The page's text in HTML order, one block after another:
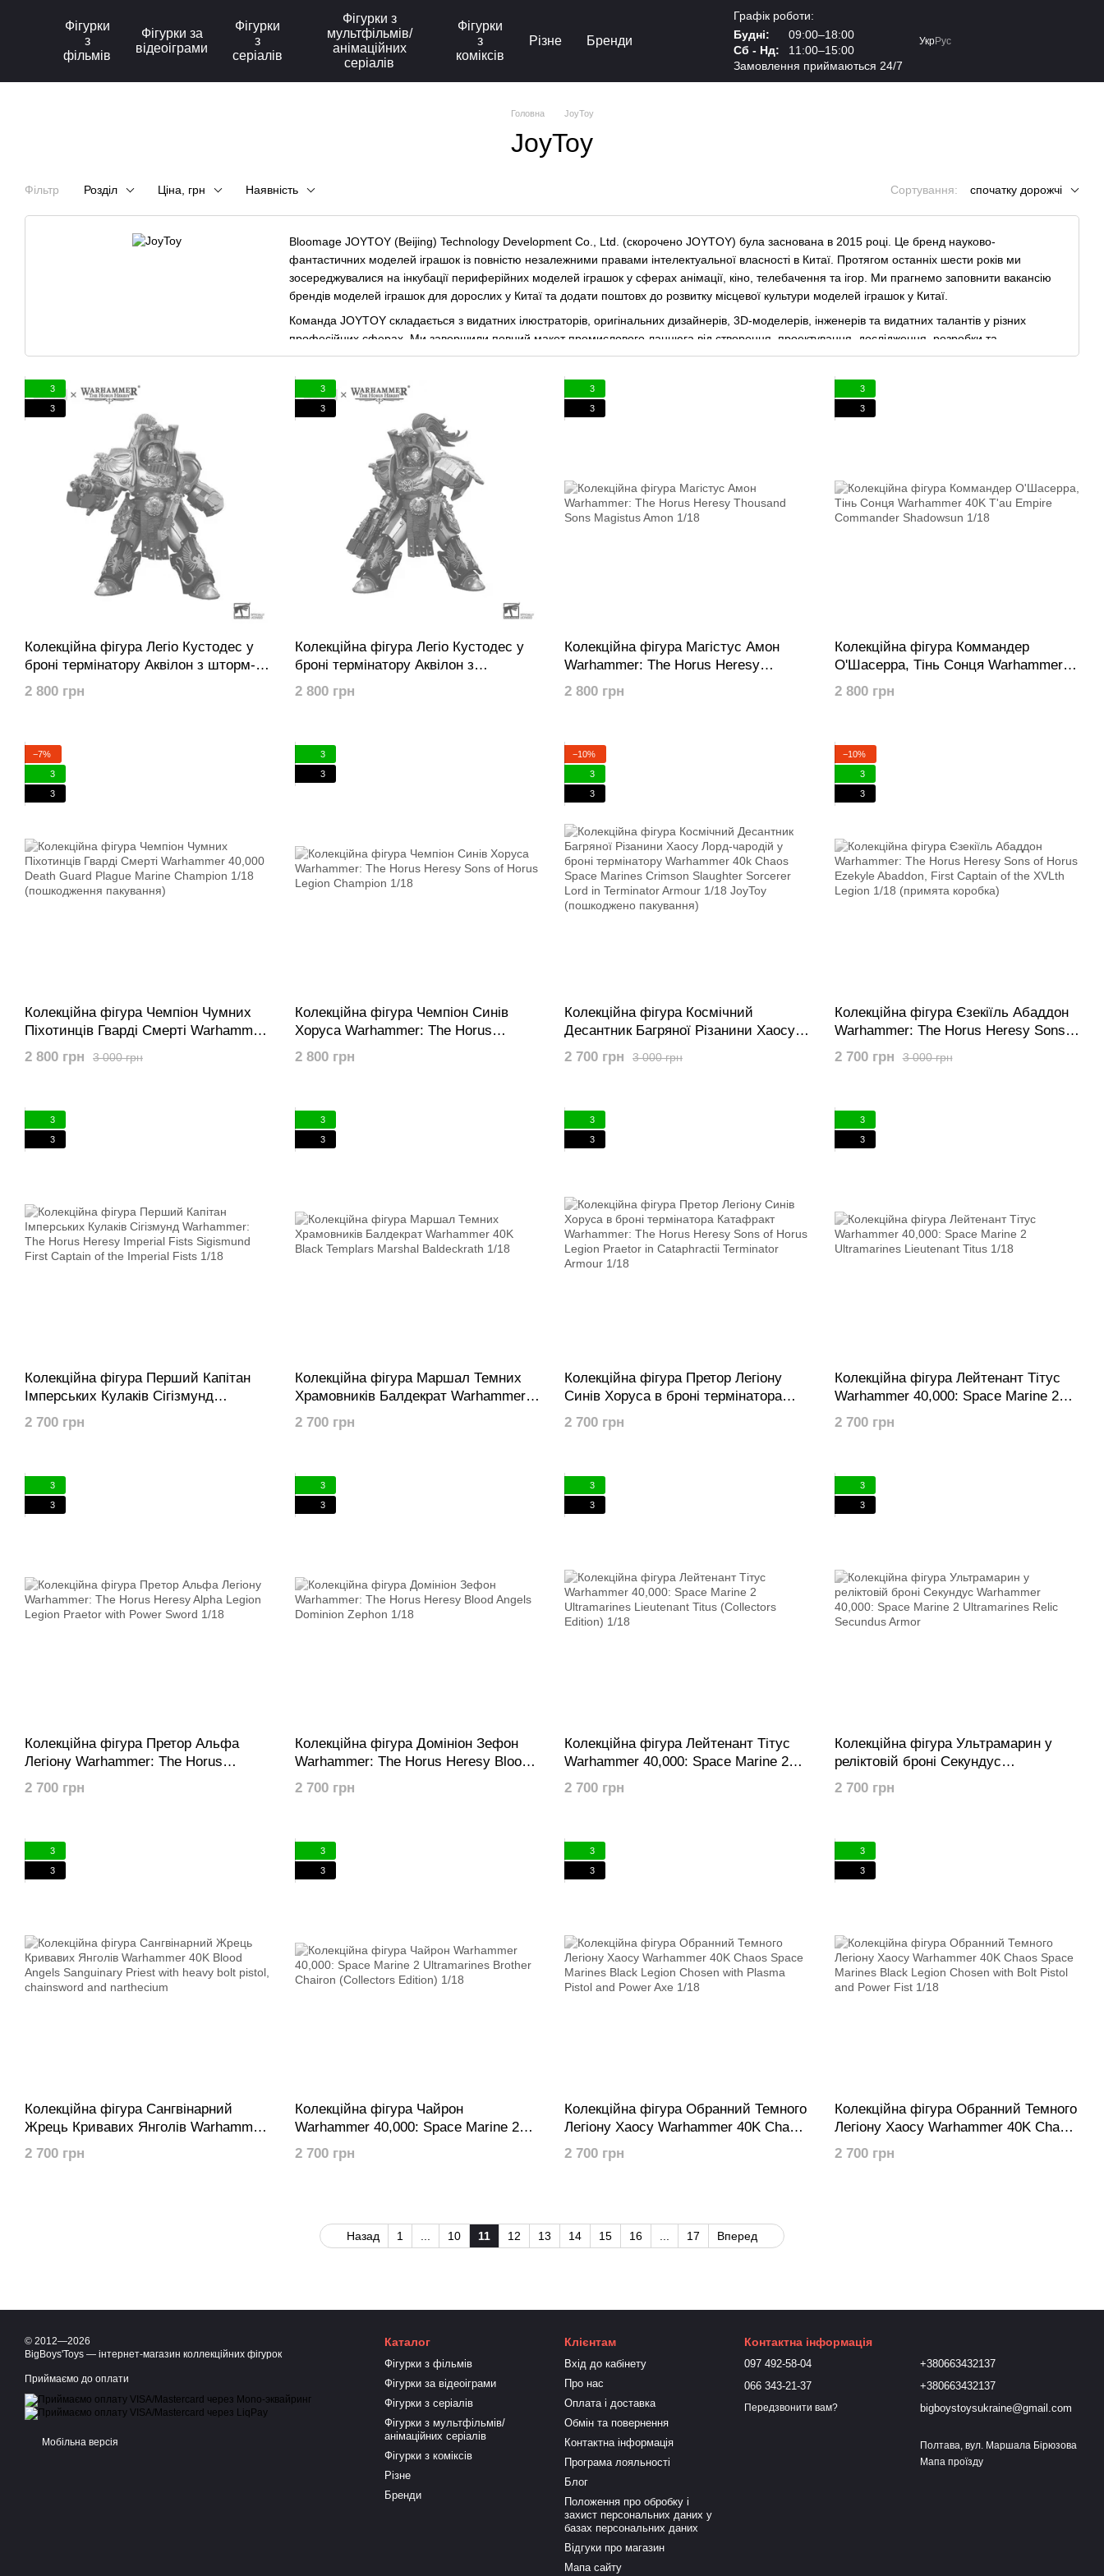
Фігурки
з
фільмів
Фігурки за
відеоіграми
Фігурки
з
серіалів
Фігурки з
мультфільмів/
анімаційних
серіалів
Фігурки
з
коміксів
Різне Бренди
Графік роботи:
Будні:
09:00–18:00
Сб - Нд:
11:00–15:00
Замовлення приймаються 24/7
УкрРус
Головна JoyToy
JoyToy
Фільтр Розділ Ціна, грн Наявність Сортування: спочатку дорожчі
Bloomage JOYTOY (Beijing) Technology Development Co., Ltd. (скорочено JOYTOY) була заснована в 2015 році. Це бренд науково-
фантастичних моделей іграшок із повністю незалежними правами інтелектуальної власності в Китаї. Протягом останніх шести років ми
зосереджувалися на інкубації периферійних моделей іграшок у сферах анімації, кіно, телебачення та ігор. Ми прагнемо заповнити вакансію
брендів моделей іграшок для дорослих у Китаї та додати поштовх до розвитку місцевої культури моделей іграшок у Китаї.
Команда JOYTOY складається з видатних ілюстраторів, оригінальних дизайнерів, 3D-моделерів, інженерів та видатних талантів у різних
професійних сферах. Ми завершили повний макет промислового ланцюга від створення, проектування, дослідження, розробки та
виробництва до ринкових каналів, таким чином сформувавши високоякісну та стабільну бізнес-модель.
JOYTOY продовжить досліджувати відмінні роботи з інтелектуальної власності вдома та за кордоном. Зберігаючи постійний розвиток, ми
прагнемо до інновацій та підтримуємо ідею поєднання мистецтва та іграшок, прагнемо стати чудовою комплексною платформою для
розробки моделей і іграшок завдяки поєднанню культури та творчості, створюючи «безпрецедентні іграшки» як нашу основну філософію.
3
3
Колекційна фігура Легіо Кустодес у
броні термінатору Аквілон з шторм-
болтером «Ластрум» Warhammer:
The Horus Heresy Legio Custodes
2 800 грн
3
3
Колекційна фігура Легіо Кустодес у
броні термінатору Аквілон з
подвійним Адратським Руйнівником
Warhammer: The Horus Heresy Legio
Destructor 1/18
2 800 грн
3
3
Колекційна фігура Магістус Амон
Warhammer: The Horus Heresy
Thousand Sons Magistus Amon 1/18
2 800 грн
3
3
Колекційна фігура Коммандер
О'Шасерра, Тінь Сонця Warhammer
40K T'au Empire Commander
Shadowsun 1/18
2 800 грн
−7%
3
3
Колекційна фігура Чемпіон Чумних
Піхотинців Гварді Смерті Warhammer
40,000 Death Guard Plague Marine
Champion 1/18 (пошкодження
3 000 грн
2 800 грн
3
3
Колекційна фігура Чемпіон Синів
Хоруса Warhammer: The Horus
Heresy Sons of Horus Legion
Champion 1/18
2 800 грн
−10%
3
3
Колекційна фігура Космічний
Десантник Багряної Різанини Хаосу
Лорд-чародій у броні термінатору
Warhammer 40k Chaos Space Marines
(пошкоджено пакування)
3 000 грн
2 700 грн
−10%
3
3
Колекційна фігура Єзекіїль Абаддон
Warhammer: The Horus Heresy Sons
of Horus Ezekyle Abaddon, First
Captain of the XVLth Legion 1/18
3 000 грн
2 700 грн
3
3
Колекційна фігура Перший Капітан
Імперських Кулаків Сігізмунд
Warhammer: The Horus Heresy
Imperial Fists Sigismund First Captain
2 700 грн
3
3
Колекційна фігура Маршал Темних
Храмовників Балдекрат Warhammer
40K Black Templars Marshal
Baldeckrath 1/18
2 700 грн
3
3
Колекційна фігура Претор Легіону
Синів Хоруса в броні термінатора
Катафракт Warhammer: The Horus
Heresy Sons of Horus Legion Praetor in
2 700 грн
3
3
Колекційна фігура Лейтенант Тітус
Warhammer 40,000: Space Marine 2
Ultramarines Lieutenant Titus 1/18
2 700 грн
3
3
Колекційна фігура Претор Альфа
Легіону Warhammer: The Horus
Heresy Alpha Legion Legion Praetor
with Power Sword 1/18
2 700 грн
3
3
Колекційна фігура Домініон Зефон
Warhammer: The Horus Heresy Blood
Angels Dominion Zephon 1/18
2 700 грн
3
3
Колекційна фігура Лейтенант Тітус
Warhammer 40,000: Space Marine 2
Ultramarines Lieutenant Titus
(Collectors Edition) 1/18
2 700 грн
3
3
Колекційна фігура Ультрамарин у
реліктовій броні Секундус
Warhammer 40,000: Space Marine 2
Ultramarines Relic Secundus Armor
2 700 грн
3
3
Колекційна фігура Сангвінарний
Жрець Кривавих Янголів Warhammer
40K Blood Angels Sanguinary Priest
with heavy bolt pistol, chainsword and
2 700 грн
3
3
Колекційна фігура Чайрон
Warhammer 40,000: Space Marine 2
Ultramarines Brother Chairon
(Collectors Edition) 1/18
2 700 грн
3
3
Колекційна фігура Обранний Темного
Легіону Хаосу Warhammer 40K Chaos
Space Marines Black Legion Chosen
with Plasma Pistol and Power Axe 1/18
2 700 грн
3
3
Колекційна фігура Обранний Темного
Легіону Хаосу Warhammer 40K Chaos
Space Marines Black Legion Chosen
with Bolt Pistol and Power Fist 1/18
2 700 грн
Назад 1 10 11 12 13 14 15 16 17 Вперед
© 2012—2026
BigBoys'Toys — інтернет-магазин коллекційних фігурок
Приймаємо до оплати
Мобільна версія
Каталог
Фігурки з фільмів
Фігурки за відеоіграми
Фігурки з серіалів
Фігурки з мультфільмів/
анімаційних серіалів
Фігурки з коміксів
Різне
Бренди
Клієнтам
Вхід до кабінету
Про нас
Оплата і доставка
Обмін та повернення
Контактна інформація
Програма лояльності
Блог
Положення про обробку і
захист персональних даних у
базах персональних даних
Відгуки про магазин
Мапа сайту
Контактна інформація
097 492-58-04
066 343-21-37
Передзвонити вам?
+380663432137
+380663432137
bigboystoysukraine@gmail.com
Полтава, вул. Маршала Бірюзова
Мапа проїзду